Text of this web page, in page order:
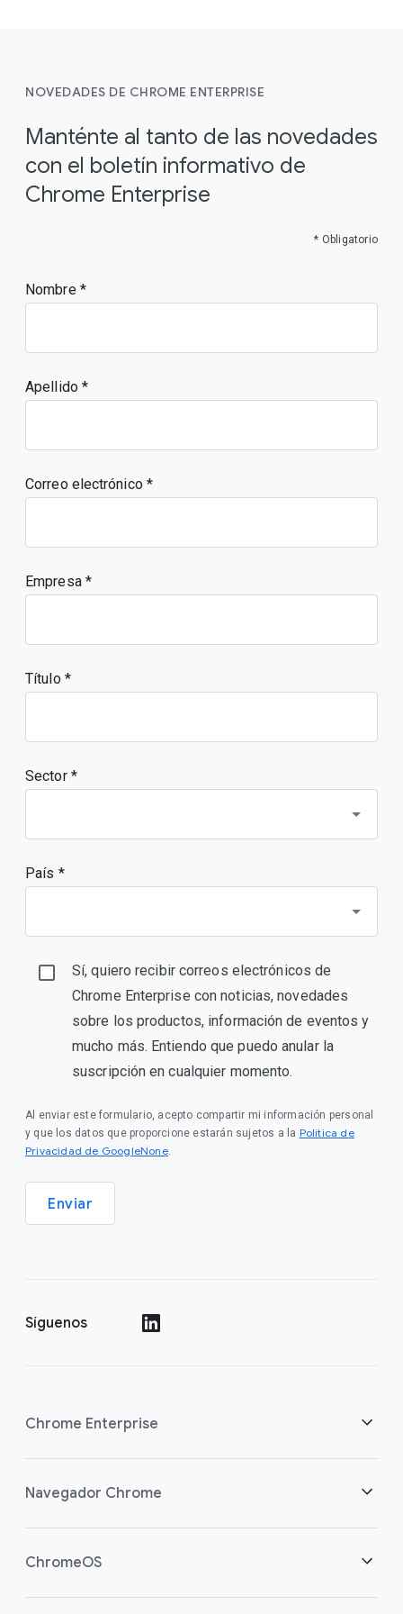
NOVEDADES DE CHROME ENTERPRISE
Manténte al tanto de las novedades
con el boletín informativo de
Chrome Enterprise
* Obligatorio
Nombre
Apellido
Correo electrónico
Empresa
Título
Sector *
País *
Sí, quiero recibir correos electrónicos de
Chrome Enterprise con noticias, novedades
sobre los productos, información de eventos y
mucho más. Entiendo que puedo anular la
suscripción en cualquier momento.
Al enviar este formulario, acepto compartir mi información personal
y que los datos que proporcione estarán sujetos a la Política de
Privacidad de GoogleNone.
Enviar
Síguenos
Chrome Enterprise
Seguridad
Navegador Chrome
Descripción general
ChromeOS